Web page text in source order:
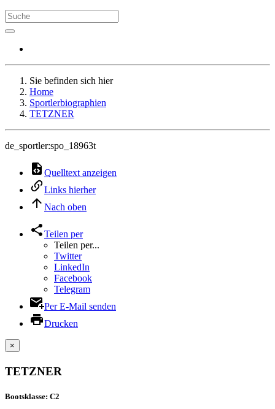
Sie befinden sich hier
Home
Sportlerbiographien
TETZNER
de_sportler:spo_18963t
Quelltext anzeigen
Links hierher
Nach oben
Teilen per
Teilen per...
Twitter
LinkedIn
Facebook
Telegram
Per E-Mail senden
Drucken
×
TETZNER
Bootsklasse: C2